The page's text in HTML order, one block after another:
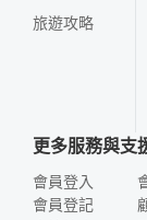
旅遊攻略
更多服務與支
會員登入
會員登記